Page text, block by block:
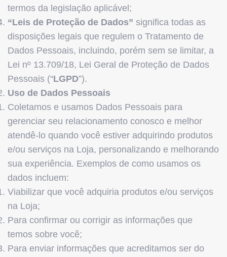
termos da legislação aplicável;
“Leis de Proteção de Dados” significa todas as
disposições legais que regulem o Tratamento de
Dados Pessoais, incluindo, porém sem se limitar, a
Lei nº 13.709/18, Lei Geral de Proteção de Dados
Pessoais (“LGPD”).
Uso de Dados Pessoais
Coletamos e usamos Dados Pessoais para
gerenciar seu relacionamento conosco e melhor
atendê-lo quando você estiver adquirindo produtos
e/ou serviços na Loja, personalizando e melhorando
sua experiência. Exemplos de como usamos os
dados incluem:
Viabilizar que você adquiria produtos e/ou serviços
na Loja;
Para confirmar ou corrigir as informações que
temos sobre você;
Para enviar informações que acreditamos ser do